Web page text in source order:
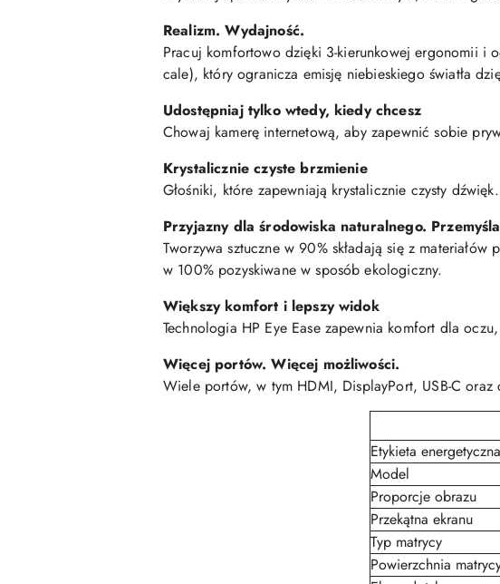
Realizm. Wydajność.
Pracuj komfortowo dzięki 3-kierunkowej ergonomii i
cale), który ogranicza emisję niebieskiego światła
Udostępniaj tylko wtedy, kiedy chcesz
Chowaj kamerę internetową, aby zapewnić sobie
Krystalicznie czyste brzmienie
Głośniki, które zapewniają krystalicznie czysty dźwięk.
Przyjazny dla środowiska naturalnego.
Tworzywa sztuczne w 90% składają się z
w 100% pozyskiwane w sposób ekologiczny.
Większy komfort i lepszy widok
Technologia HP Eye Ease zapewnia komfort dla
Więcej portów. Więcej możliwości.
Wiele portów, w tym HDMI, DisplayPort, USB-C oraz
Etykieta energetyczna
Model
Proporcje obrazu
Przekątna ekranu
Typ matrycy
Powierzchnia